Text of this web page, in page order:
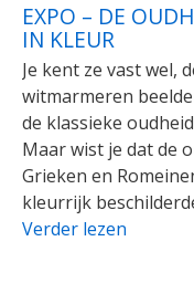
EXPO – DE
IN KLEUR
Je kent ze vast wel,
witmarmeren
de klassieke
Maar wist je dat de
Grieken en
kleurrijk
Verder lezen